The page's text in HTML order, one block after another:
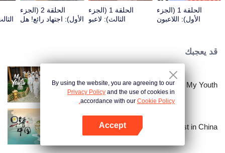
الحلقة 1 (الجزء
الأول): اللاعبون
الأعماق"، معركة
الغميضة تبدأ
الحلقة 1 (الجزء
الثالث): لاعبو
الحلقة 2 (الجزء
الأول): اجتهاد رائع! هل
قد يعجبك
My Youth
Breakfast in China
By using the website, you are agreeing to our
Privacy Policy and the use of cookies in
accordance with our Cookie Policy.
Accept